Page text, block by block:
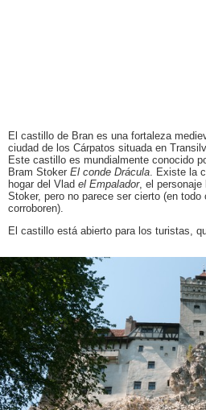
El castillo de Bran es una fortaleza
ciudad de los Cárpatos situada en
Este castillo es mundialmente conocido
Bram Stoker El conde Drácula . Existe la
hogar del Vlad el Empalador, el personaje
Stoker, pero no parece ser cierto (en
corroboren).
El castillo está abierto para los turistas,